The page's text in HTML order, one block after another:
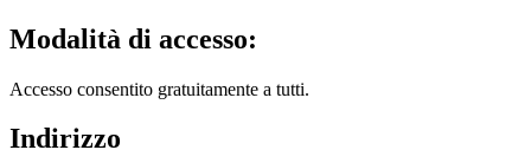
Modalità di accesso:
Accesso consentito gratuitamente a tutti.
Indirizzo